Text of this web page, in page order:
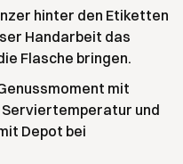
hinter den Etiketten
Handarbeit das
Flasche bringen.
mit
und
Depot bei